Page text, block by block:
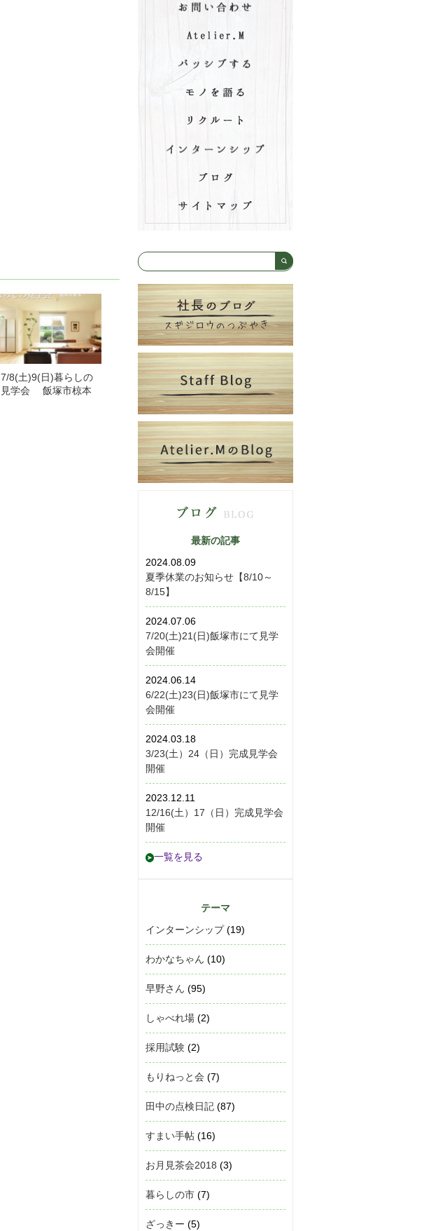
7/8(土)9(日)暮らしの
見学会 飯塚市椋本
最新の記事
2024.08.09
夏季休業のお知らせ【8/10～
8/15】
2024.07.06
7/20(土)21(日)飯塚市にて見学
会開催
2024.06.14
6/22(土)23(日)飯塚市にて見学
会開催
2024.03.18
3/23(土）24（日）完成見学会
開催
2023.12.11
12/16(土）17（日）完成見学会
開催
一覧を見る
テーマ
インターンシップ(19)
わかなちゃん (10)
早野さん (95)
しゃべれ場 (2)
採用試験 (2)
もりねっと会 (7)
田中の点検日記 (87)
すまい手帖 (16)
お月見茶会2018 (3)
暮らしの市 (7)
ざっきー (5)